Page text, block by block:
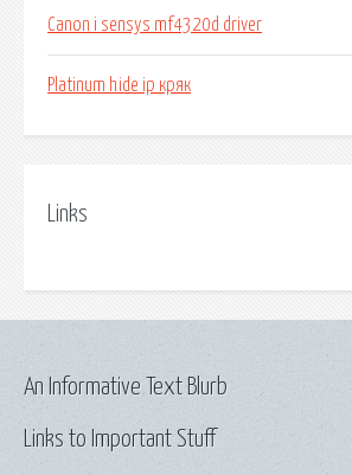
Canon i sensys mf4320d driver
Platinum hide ip кряк
Links
Links to Important Stuff
An Informative Text Blurb